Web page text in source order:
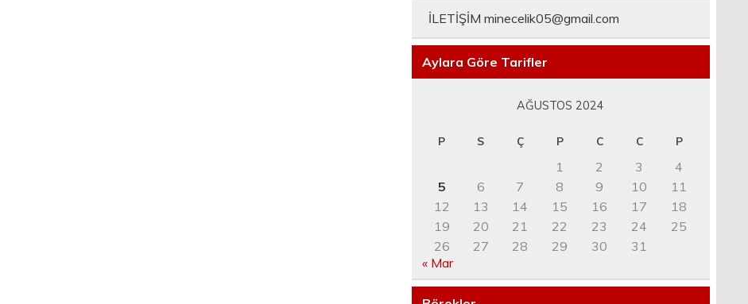
İLETİŞİMminecelik05@gmail.com
Aylara Göre Tarifler
AĞUSTOS 2024
P S Ç P C C P
1 2 3
4
5
6 7 8 9 10
11
12
13 14 15 16 17
18
19
20 21 22 23 24
25
26
27 28 29 30
31
« Mar